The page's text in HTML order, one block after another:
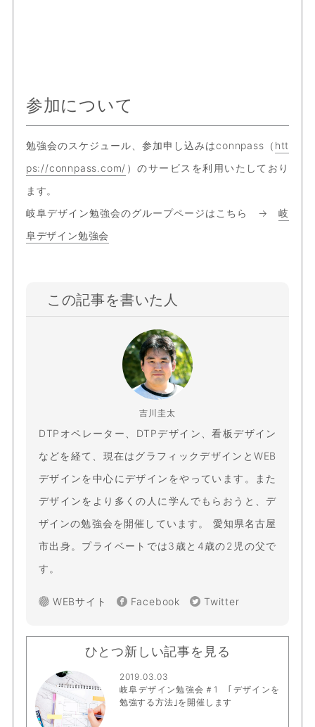
参加について
勉強会のスケジュール、参加申し込みはconnpass（ htt
ps://connpass.com/ ）のサービスを利用いたしており
ます。
岐阜デザイン勉強会のグループページはこちら →岐
阜デザイン勉強会
この記事を書いた人
吉川圭太
DTPオペレーター、DTPデザイン、看板デザイン
などを経て、現在はグラフィックデザインとWEB
デザインを中心にデザインをやっています。また
デザインをより多くの人に学んでもらおうと、デ
ザインの勉強会を開催しています。 愛知県名古屋
市出身。プライベートでは3歳と4歳の2児の父で
す。
WEBサイト Facebook Twitter
ひとつ新しい記事を見る
2019.03.03
岐阜デザイン勉強会＃1 ｢デザインを
勉強する方法｣を開催します